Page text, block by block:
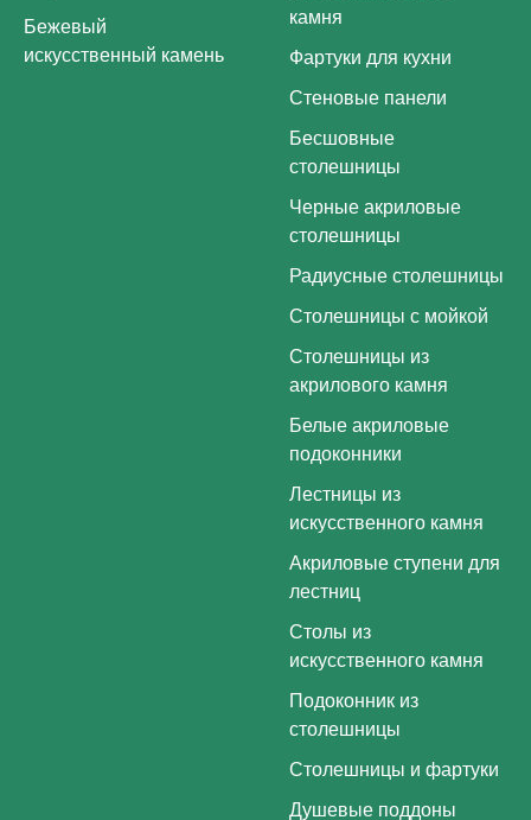
Бежевый
искусственный камень
камня
Фартуки для кухни
Стеновые панели
Бесшовные
столешницы
Черные акриловые
столешницы
Радиусные столешницы
Столешницы с мойкой
Столешницы из
акрилового камня
Белые акриловые
подоконники
Лестницы из
искусственного камня
Акриловые ступени для
лестниц
Столы из
искусственного камня
Подоконник из
столешницы
Столешницы и фартуки
Душевые поддоны